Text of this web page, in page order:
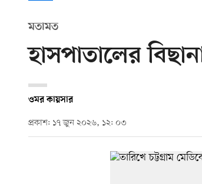
মতামত
হাসপাতালের
ওমর কায়সার
প্রকাশ: ১৭ জুন ২০২৬, ১২: ০৩